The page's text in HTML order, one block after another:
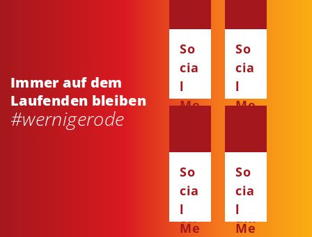
Immer auf dem
Laufenden bleiben
#wernigerode
So
cia
l
Me
ce
bo
ok
So
cia
l
Me
ta
gr
am
So
cia
l
Me
So
cia
l
Me